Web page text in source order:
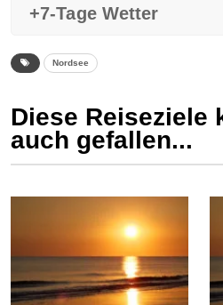
+7-Tage Wetter
Nordsee
Diese Reiseziele
auch gefallen...